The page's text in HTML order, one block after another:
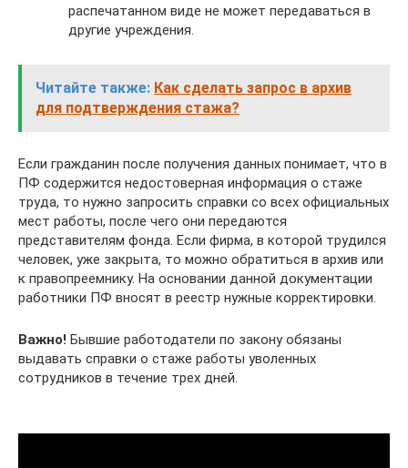
распечатанном виде не может передаваться в
другие учреждения.
Читайте также: Как сделать запрос в архив
для подтверждения стажа?
Если гражданин после получения данных понимает, что в
ПФ содержится недостоверная информация о стаже
труда, то нужно запросить справки со всех официальных
мест работы, после чего они передаются
представителям фонда. Если фирма, в которой трудился
человек, уже закрыта, то можно обратиться в архив или
к правопреемнику. На основании данной документации
работники ПФ вносят в реестр нужные корректировки.
Важно! Бывшие работодатели по закону обязаны
выдавать справки о стаже работы уволенных
сотрудников в течение трех дней.